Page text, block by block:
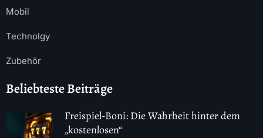
Mobil
Technolgy
Zubehör
Beliebteste Beiträge
Freispiel-Boni: Die Wahrheit hinter dem
„kostenlosen“